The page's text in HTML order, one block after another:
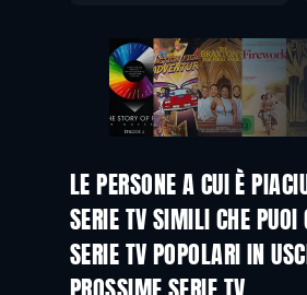
LE PERSONE A CUI ÈTV
SERIE TV SIMILI CHE PUOI
TV
SERIE TV POPOLARI IN
TV
Stagione 1